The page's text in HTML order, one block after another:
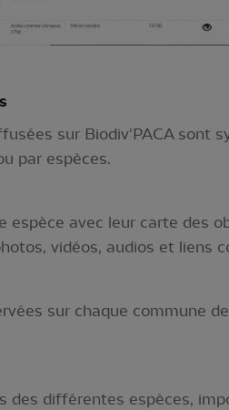
sur Biodiv'PACA sont
par espèces.
espèce avec leur carte des
vidéos, audios et liens
sur chaque commune
des différentes espèces,